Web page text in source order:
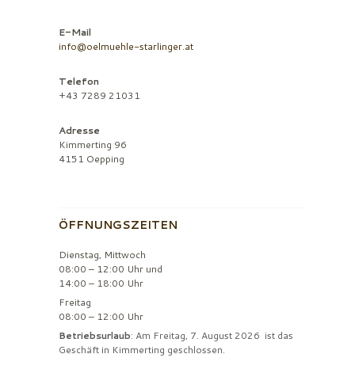
E-Mail
info@oelmuehle-starlinger.at
Telefon
+43 7289 21031
Adresse
Kimmerting 96
4151 Oepping
ÖFFNUNGSZEITEN
Dienstag, Mittwoch
08:00 – 12:00 Uhr und
14:00 – 18:00 Uhr
Freitag
08:00 – 12:00 Uhr
Betriebsurlaub: Am Freitag, 7. August 2026 ist das
Geschäft in Kimmerting geschlossen.